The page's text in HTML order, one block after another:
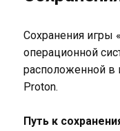
Сохранения игры
операционной
расположенной в
Proton.
Путь к